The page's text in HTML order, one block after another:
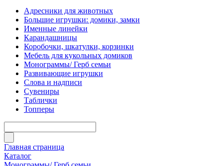
Адресники для животных
Большие игрушки: домики, замки
Именные линейки
Карандашницы
Коробочки, шкатулки, корзинки
Мебель для кукольных домиков
Монограммы/ Герб семьи
Развивающие игрушки
Слова и надписи
Сувениры
Таблички
Топперы
Главная страница
Каталог